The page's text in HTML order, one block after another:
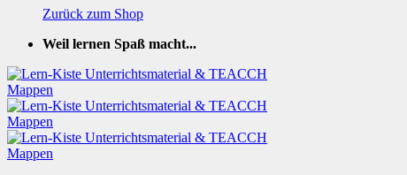
Zurück zum Shop
Weil lernen Spaß macht...